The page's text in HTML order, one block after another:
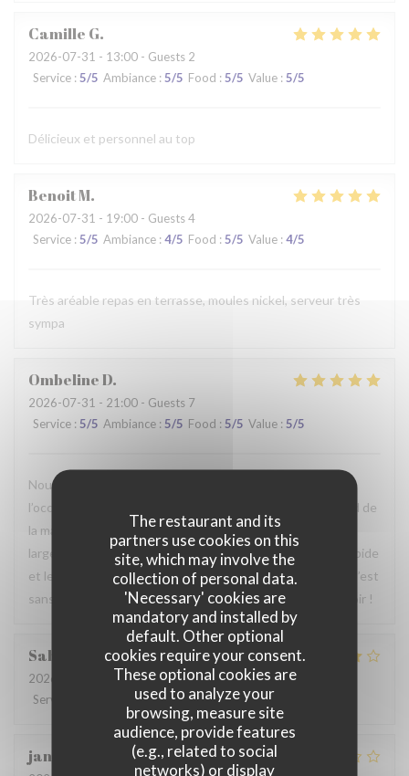
The restaurant and its
partners use cookies on this
site, which may involve the
collection of personal data.
'Necessary' cookies are
mandatory and installed by
default. Other optional
cookies require your consent.
These optional cookies are
used to analyze your
browsing, measure site
audience, provide features
(e.g., related to social
networks) or display
Camille G
2026-07-31 - 13:00 - Guests 2
Service : 5/5 Ambiance : 5/5 Food : 5/5 Value : 5/5
Délicieux et personnel au top
BenoitM
2026-07-31 - 19:00 - Guests 4
Service : 5/5 Ambiance : 4/5 Food : 5/5 Value : 4/5
Très aréable repas en terrasse, moules nickel, serveur très
sympa
OmbelineD
2026-07-31 - 21:00 - Guests 7
Service : 5/5 Ambiance : 5/5 Food : 5/5 Value : 5/5
Nous avons passé un agréable moment en famille. Ce fut
l’occasion, pour certains d’entre nous, de découvrir le Nord de
la manière la plus authentique qui soit. Le repas était
largement à la hauteur de nos attentes, le service était rapide
et le personnel particulièrement agréable et accueillant. C’est
sans hésiter que nous reviendrons. Au plaisir de vous revoir !
Sabrina
2026-07-25
- 21:00 - Guests 2
Service
Ambiance:4 /5 Food:4/5 Value
jan